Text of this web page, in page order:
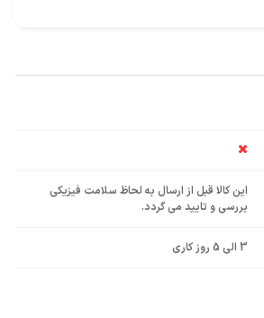
این کالا قبل از ارسال به لحاظ سلامت فیزیکی
بررسی و تایید می گردد.
3 الی 5 روز کاری